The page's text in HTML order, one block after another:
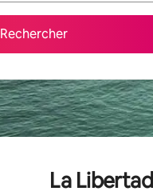
Rechercher
La